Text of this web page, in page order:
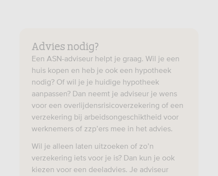
Advies nodig?
Een ASN-adviseur helpt je graag. Wil je een
huis kopen en heb je ook een hypotheek
nodig? Of wil je je huidige hypotheek
aanpassen? Dan neemt je adviseur je wens
voor een overlijdensrisicoverzekering of een
verzekering bij arbeidsongeschiktheid voor
werknemers of zzp’ers mee in het advies.
Wil je alleen laten uitzoeken of zo’n
verzekering iets voor je is? Dan kun je ook
kiezen voor een deeladvies. Je adviseur